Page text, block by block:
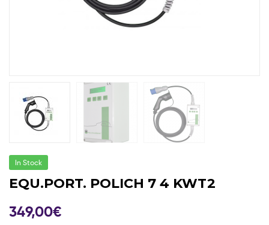
In Stock
EQU.PORT. POLICH 7 4 KWT2
349,00€